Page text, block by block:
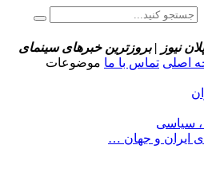
نیوز | بروزترین خبرهای سینمای
اصلی تماس با ما موضوعات
، سیاسی
ایران و جهان …